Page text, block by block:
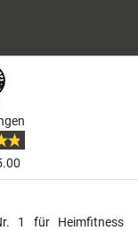
1 für Heimfitness